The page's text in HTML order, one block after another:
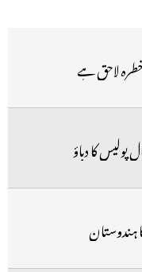
لاحق ہے
پولیس کا دباؤ
ہندوستان